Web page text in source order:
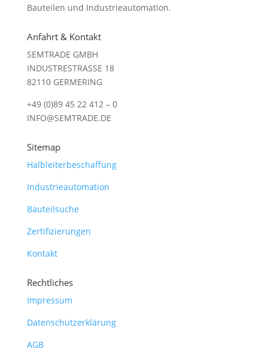
Bauteilen und Industrieautomation.
Anfahrt & Kontakt
SEMTRADE GMBH
INDUSTRESTRASSE 18
82110 GERMERING
+49 (0)89 45 22 412 – 0
INFO@SEMTRADE.DE
Sitemap
Halbleiterbeschaffung
Industrieautomation
Bauteilsuche
Zertifizierungen
Kontakt
Rechtliches
Impressum
Datenschutzerklärung
AGB